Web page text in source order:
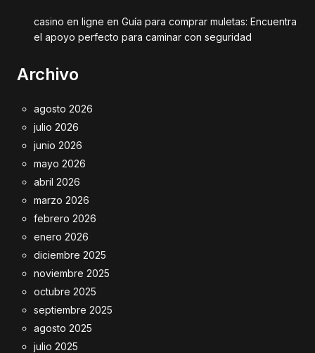
casino en ligne en Guía para comprar muletas: Encuentra
el apoyo perfecto para caminar con seguridad
Archivo
agosto 2026
julio 2026
junio 2026
mayo 2026
abril 2026
marzo 2026
febrero 2026
enero 2026
diciembre 2025
noviembre 2025
octubre 2025
septiembre 2025
agosto 2025
julio 2025